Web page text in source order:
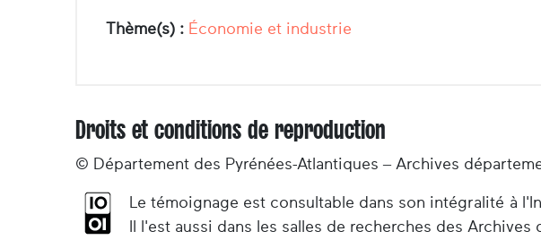
Thème(s) : Économie et industrie
Droits et conditions de reproduction
© Département des Pyrénées-Atlantiques – Archives
Le témoignage est consultable dans son intégralité à
Il l'est aussi dans les salles de recherches des